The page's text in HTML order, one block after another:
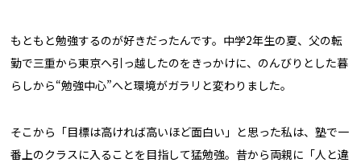
もともと勉強するのが好きだったんです。中学2年生の夏、父の転
勤で三重から東京へ引っ越したのをきっかけに、のんびりとした暮
らしから“勉強中心”へと環境がガラリと変わりました。
そこから「目標は高ければ高いほど面白い」と思った私は、塾で一
番上のクラスに入ることを目指して猛勉強。昔から両親に「人と違